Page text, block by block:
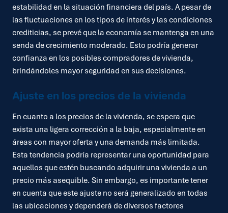
estabilidad en la situación financiera del país. A pesar de
las fluctuaciones en los tipos de interés y las condiciones
crediticias, se prevé que la economía se mantenga en una
senda de crecimiento moderado. Esto podría generar
confianza en los posibles compradores de vivienda,
brindándoles mayor seguridad en sus decisiones.
Ajuste en los precios de la vivienda
En cuanto a los precios de la vivienda, se espera que
exista una ligera corrección a la baja, especialmente en
áreas con mayor oferta y una demanda más limitada.
Esta tendencia podría representar una oportunidad para
aquellos que estén buscando adquirir una vivienda a un
precio más asequible. Sin embargo, es importante tener
en cuenta que este ajuste no será generalizado en todas
las ubicaciones y dependerá de diversos factores